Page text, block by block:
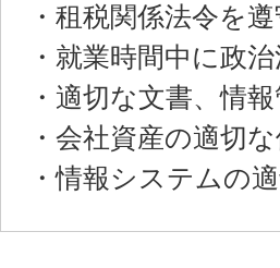
・租税関係法令を
・就業時間中に政
・適切な文書、情
・会社資産の適切
・情報システムの